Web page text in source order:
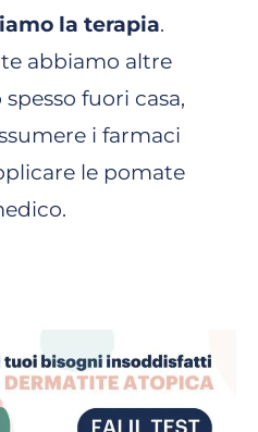
la terapia.
abbiamo altre
fuori casa,
i farmaci
le pomate